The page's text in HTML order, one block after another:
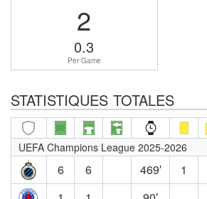
2
0.3
Per Game
STATISTIQUES TOTALES
UEFA Champions League 2025-2026
6 6 469′ 1